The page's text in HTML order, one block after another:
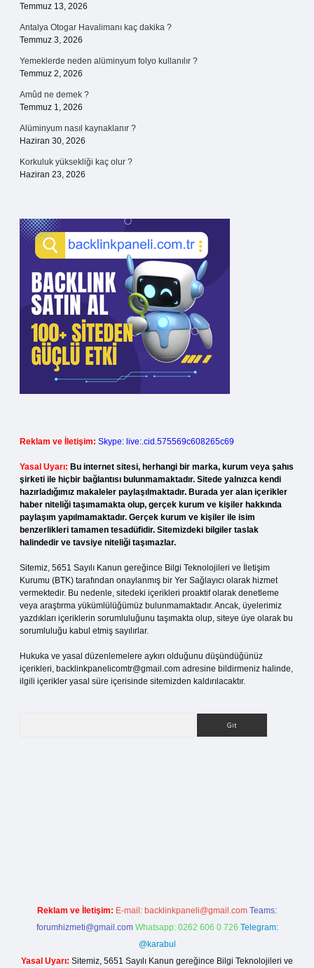
Temmuz 13, 2026
Antalya Otogar Havalimanı kaç dakika ?
Temmuz 3, 2026
Yemeklerde neden alüminyum folyo kullanılır ?
Temmuz 2, 2026
Amûd ne demek ?
Temmuz 1, 2026
Alüminyum nasıl kaynaklanır ?
Haziran 30, 2026
Korkuluk yüksekliği kaç olur ?
Haziran 23, 2026
Reklam ve İletişim: Skype: live:.cid.575569c608265c69
Yasal Uyarı: Bu internet sitesi, herhangi bir marka, kurum veya şahıs
şirketi ile hiçbir bağlantısı bulunmamaktadır. Sitede yalnızca kendi
hazırladığımız makaleler paylaşılmaktadır. Burada yer alan içerikler
haber niteliği taşımamakta olup, gerçek kurum ve kişiler hakkında
paylaşım yapılmamaktadır. Gerçek kurum ve kişiler ile isim
benzerlikleri tamamen tesadüfidir. Sitemizdeki bilgiler taslak
halindedir ve tavsiye niteliği taşımazlar.
Sitemiz, 5651 Sayılı Kanun gereğince Bilgi Teknolojileri ve İletişim
Kurumu (BTK) tarafından onaylanmış bir Yer Sağlayıcı olarak hizmet
vermektedir. Bu nedenle, sitedeki içerikleri proaktif olarak denetleme
veya araştırma yükümlülüğümüz bulunmamaktadır. Ancak, üyelerimiz
yazdıkları içeriklerin sorumluluğunu taşımakta olup, siteye üye olarak bu
sorumluluğu kabul etmiş sayılırlar.
Hukuka ve yasal düzenlemelere aykırı olduğunu düşündüğünüz
içerikleri, backlinkpanelicomtr@gmail.com adresine bildirmeniz halinde,
ilgili içerikler yasal süre içerisinde sitemizden kaldırılacaktır.
Reklam ve İletişim: E-mail: backlinkpaneli@gmail.com Teams:
forumhizmeti@gmail.com Whatsapp: 0262 606 0 726 Telegram:
@karabul
Yasal Uyarı: Sitemiz, 5651 Sayılı Kanun gereğince Bilgi Teknolojileri ve